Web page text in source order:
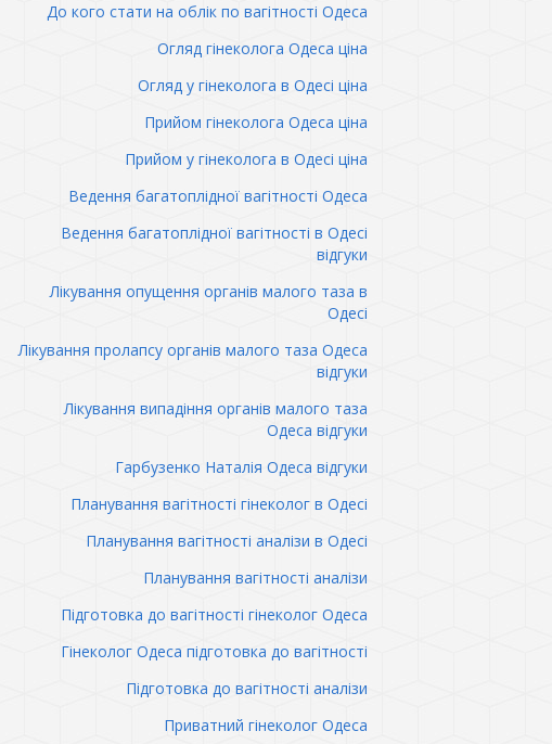
До кого стати на облік по вагітності Одеса
Огляд гінеколога Одеса ціна
Огляд у гінеколога в Одесі ціна
Прийом гінеколога Одеса ціна
Прийом у гінеколога в Одесі ціна
Ведення багатоплідної вагітності Одеса
Ведення багатоплідної вагітності в Одесі
відгуки
Лікування опущення органів малого таза в
Одесі
Лікування пролапсу органів малого таза Одеса
відгуки
Лікування випадіння органів малого таза
Одеса відгуки
Гарбузенко Наталія Одеса відгуки
Планування вагітності гінеколог в Одесі
Планування вагітності аналізи в Одесі
Планування вагітності аналізи
Підготовка до вагітності гінеколог Одеса
Гінеколог Одеса підготовка до вагітності
Підготовка до вагітності аналізи
Приватний гінеколог Одеса